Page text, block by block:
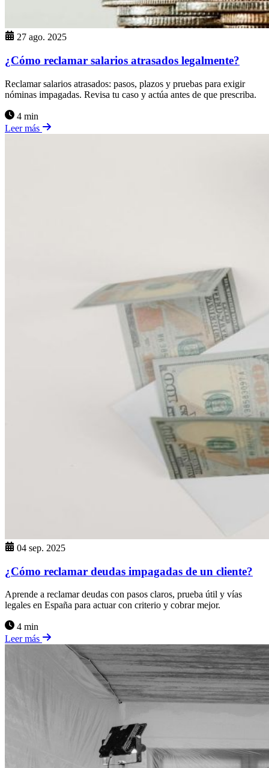
27 ago. 2025
¿Cómo reclamar salarios atrasados legalmente?
Reclamar salarios atrasados: pasos, plazos y pruebas para exigir
nóminas impagadas. Revisa tu caso y actúa antes de que prescriba.
4 min
Leer más
04 sep. 2025
¿Cómo reclamar deudas impagadas de un cliente?
Aprende a reclamar deudas con pasos claros, prueba útil y vías
legales en España para actuar con criterio y cobrar mejor.
4 min
Leer más